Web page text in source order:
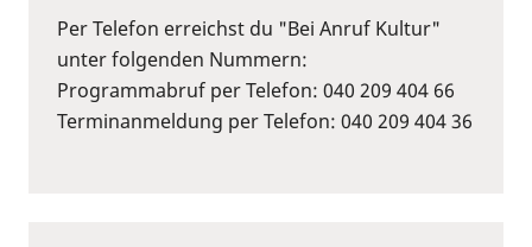
Per Telefon erreichst du "Bei Anruf Kultur"
unter folgenden Nummern:
Programmabruf per Telefon: 040 209 404 66
Terminanmeldung per Telefon: 040 209 404 36